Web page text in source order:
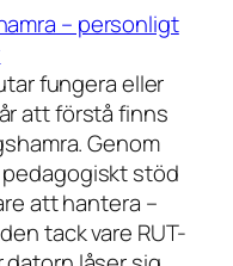
– personligt
fungera eller
att förstå finns
Genom
stöd
att hantera –
tack vare RUT-